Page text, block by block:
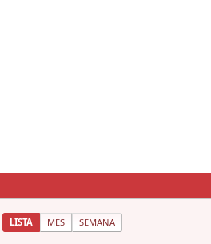
LISTA MES SEMANA